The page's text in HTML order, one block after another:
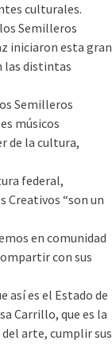
culturales.
Semilleros
iniciaron esta gran
las distintas
Semilleros
músicos
de la cultura,
federal,
Creativos “son un
en comunidad
con sus
así es el Estado de
Carrillo, que es la
arte, cumplir sus